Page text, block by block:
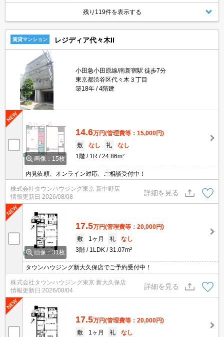
残り119件を表示する
賃貸マンション レジディア代々木II
小田急小田原線/南新宿駅 徒歩7分
東京都渋谷区代々木３丁目
築18年
4階建
画像：15枚
14.6万円(管理費等：15,000円)
敷
なし 礼
なし
1階
1R 24.86m²
内見依頼、オンライン対応、ご相談受付中！
株式会社タウンハウジング東京 新中野店
情報更新日 2026/08/08
詳細を見る
画像：31枚
17.5万円(管理費等：20,000円)
敷
1ヶ月 礼
なし
3階
1LDK 31.07m²
タウンハウジング新大久保店でご予約受付中！
株式会社タウンハウジング東京 新大久保店
情報更新日 2026/08/04
詳細を見る
17.5万円(管理費等：20,000円)
敷
1ヶ月 礼 なし